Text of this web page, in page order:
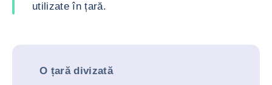
utilizate în țară.
O țară divizată